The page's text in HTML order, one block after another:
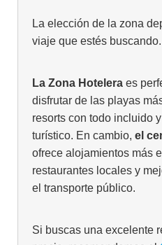
La elección de la zona
viaje que estés buscando.
La Zona Hoteleraes
disfrutar de las playas
resorts con todo incluido
turístico. En cambio, el
ofrece alojamientos más
restaurantes locales y
el transporte público.
Si buscas una excelente